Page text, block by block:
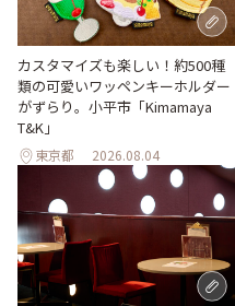
カスタマイズも楽しい！約500種
類の可愛いワッペンキーホルダー
がずらり。小平市「Kimamaya
T&K」
東京都 2026.08.04